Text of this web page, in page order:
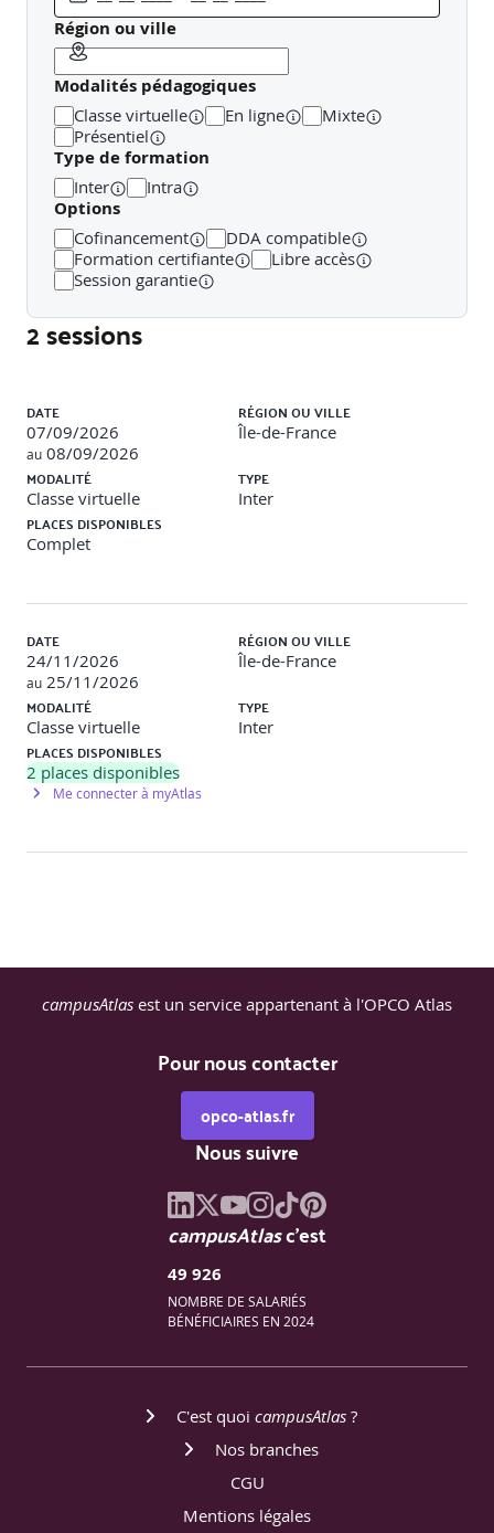
Détermination des responsabilités (Loi Badinter et
Conventions).
Application de la loi Badinter et conventions IRSA/IRCA.
Focus sur les décisions jurisprudentielles récentes
concernant la responsabilité et l’indemnisation des
victimes.
Réunir les éléments du dossier et contrôler les
Recueillir les témoignages.Validité des témoignages à la
lumière de la jurisprudence.
Diligenter une expertise et savoir lire le rapport de
l’expert.Rôle de l’expert, analyse de rapports, délais et
jurisprudence sur l’indemnisation en cas de retard
d’expertise (Cass. civ. I, 7 janvier 1975).
Ouvrir le dossier de sinistre
Analyser le constat amiable, le e-constat et la déclaration.
Jurisprudence sur la valeur probante des constats.
Identifier les garanties touchées et les exceptions de
garantie, nullité du contrat et protection des victimes
(CJUE, Cass. 2e civ. 23 janvier 2025).
Procéder aux enregistrements.
Formalisme, délais, prescription et jurisprudence.
Synthèse de la journée
pratiques, retour sur les points jurisprudentiels clés.
Région ou ville
Modalités pédagogiques
Classe virtuelle En ligne
Mixte
Présentiel
Type de formation
Inter Intra
Options
Cofinancement
DDA compatible
Formation certifiante
Libre accès
Session garantie
2 sessions
DATE
07/09/2026
au 08/09/2026
RÉGION OU VILLE
Île-de-France
MODALITÉ
Classe virtuelle
TYPE
Inter
PLACES DISPONIBLES
Complet
DATE
24/11/2026
au 25/11/2026
RÉGION OU VILLE
Île-de-France
MODALITÉ
Classe virtuelle
TYPE
Inter
PLACES DISPONIBLES
2 places disponibles
Me connecter à myAtlas
campusAtlas est un service appartenant à l'OPCO Atlas
Pour nous contacter
opco-atlas.fr
Nous suivre
campusAtlasc'est
49 926
NOMBRE DE SALARIÉS
BÉNÉFICIAIRES EN 2024
C'est quoi campusAtlas ?
Nos branches
CGU
Mentions légales